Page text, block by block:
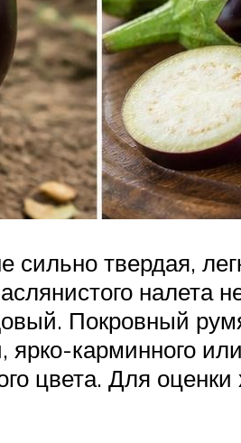
сильно твердая,
налета
Покровный
карминного
цвета. Для